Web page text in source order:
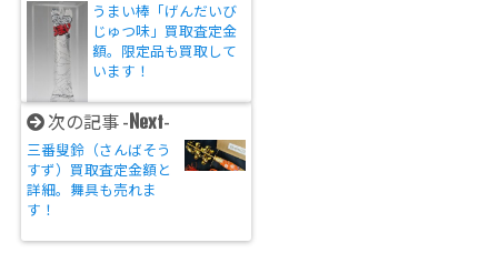
うまい棒「げんだいび
じゅつ味」買取査定金
額。限定品も買取して
います！
次の記事 -Next-
三番叟鈴（さんばそう
すず）買取査定金額と
詳細。舞具も売れま
す！